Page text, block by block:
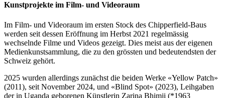
Kunstprojekte im Film- und Videoraum
Im Film- und Videoraum im ersten Stock des Chipperfield-Baus
werden seit dessen Eröffnung im Herbst 2021 regelmässig
wechselnde Filme und Videos gezeigt. Dies meist aus der eigenen
Medienkunstsammlung, die zu den grössten und bedeutendsten der
Schweiz gehört.
2025 wurden allerdings zunächst die beiden Werke «Yellow Patch»
(2011), seit November 2024, und «Blind Spot» (2023), Leihgaben
der in Uganda geborenen Künstlerin Zarina Bhimji (*1963